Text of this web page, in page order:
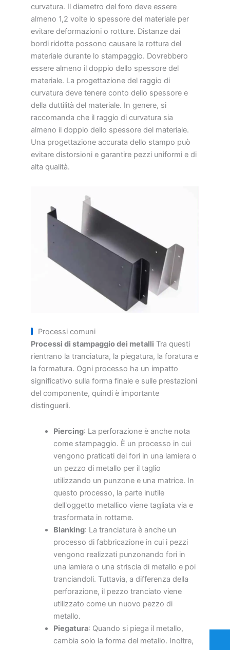
curvatura. Il diametro del foro deve essere
almeno 1,2 volte lo spessore del materiale per
evitare deformazioni o rotture. Distanze dai
bordi ridotte possono causare la rottura del
materiale durante lo stampaggio. Dovrebbero
essere almeno il doppio dello spessore del
materiale. La progettazione del raggio di
curvatura deve tenere conto dello spessore e
della duttilità del materiale. In genere, si
raccomanda che il raggio di curvatura sia
almeno il doppio dello spessore del materiale.
Una progettazione accurata dello stampo può
evitare distorsioni e garantire pezzi uniformi e di
alta qualità.
Processi comuni
Processi di stampaggio dei metalli Tra questi
rientrano la tranciatura, la piegatura, la foratura e
la formatura. Ogni processo ha un impatto
significativo sulla forma finale e sulle prestazioni
del componente, quindi è importante
distinguerli.
Piercing: La perforazione è anche nota
come stampaggio. È un processo in cui
vengono praticati dei fori in una lamiera o
un pezzo di metallo per il taglio
utilizzando un punzone e una matrice. In
questo processo, la parte inutile
dell'oggetto metallico viene tagliata via e
trasformata in rottame.
Blanking: La tranciatura è anche un
processo di fabbricazione in cui i pezzi
vengono realizzati punzonando fori in
una lamiera o una striscia di metallo e poi
tranciandoli. Tuttavia, a differenza della
perforazione, il pezzo tranciato viene
utilizzato come un nuovo pezzo di
metallo.
Piegatura: Quando si piega il metallo,
cambia solo la forma del metallo. Inoltre,